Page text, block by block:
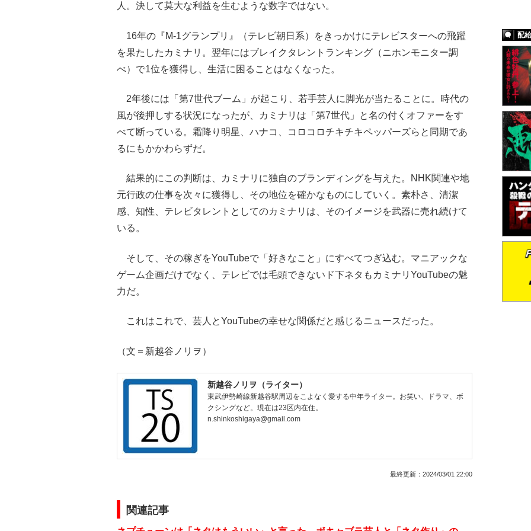
人。決して莫大な利益を生むような数字ではない。
16年の『M-1グランプリ』（テレビ朝日系）をきっかけにテレビスターへの飛躍
を果たしたカミナリ。翌年にはブレイクタレントランキング（ニホンモニター調
べ）で1位を獲得し、生活に困ることはなくなった。
2年後には「第7世代ブーム」が起こり、若手芸人に脚光が当たることに。時代の
風が後押しする状況になったが、カミナリは「第7世代」と名の付くオファーをす
べて断っている。霜降り明星、ハナコ、コロコロチキチキペッパーズらと同期であ
るにもかかわらずだ。
結果的にこの判断は、カミナリに独自のブランディングを与えた。NHK関連や地
元行政の仕事を次々に獲得し、その地位を確かなものにしていく。素朴さ、清潔
感、知性、テレビタレントとしてのカミナリは、そのイメージを武器に売れ続けて
いる。
そして、その稼ぎをYouTubeで「好きなこと」にすべてつぎ込む。マニアックな
ゲーム企画だけでなく、テレビでは毛頭できないド下ネタもカミナリYouTubeの魅
力だ。
これはこれで、芸人とYouTubeの幸せな関係だと感じるニュースだった。
（文＝新越谷ノリヲ）
新越谷ノリヲ（ライター）
東武伊勢崎線新越谷駅周辺をこよなく愛する中年ライター。お笑い、ドラマ、ボ
クシングなど。現在は23区内在住。
n.shinkoshigaya@gmail.com
最終更新： 2024/03/01 22:00
関連記事
配